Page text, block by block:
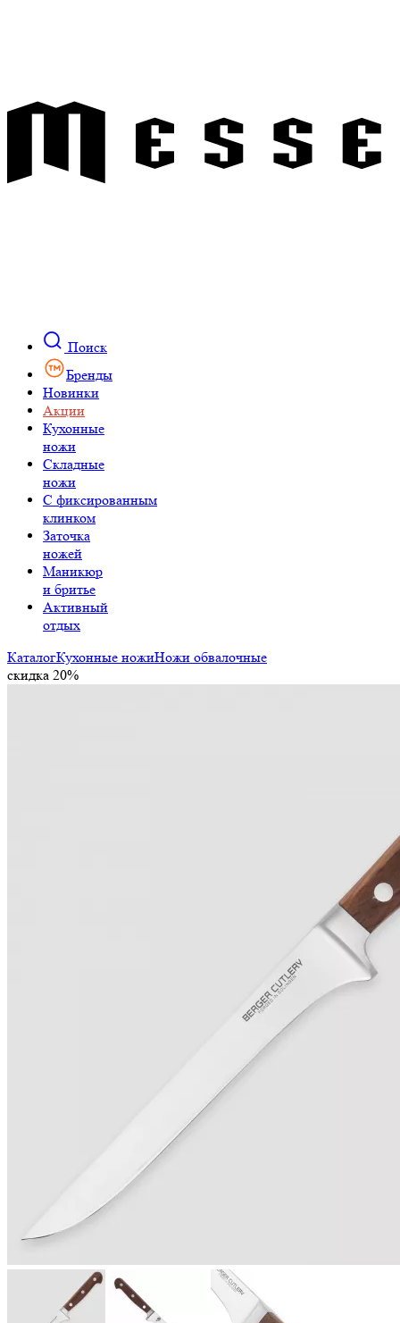
Поиск
Бренды
Новинки
Акции
Кухонные
ножи
Складные
ножи
C фиксированным
клинком
Заточка
ножей
Маникюр
и бритье
Активный
отдых
КаталогКухонные ножиНожи обвалочные
скидка 20%